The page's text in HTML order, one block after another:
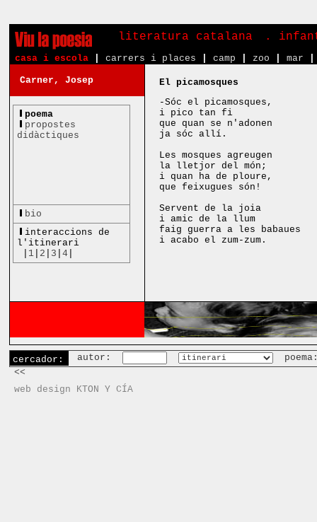
literatura catalana .
casa i escola carrers i places camp zoo mar
Carner, Josep
poema
propostes
didàctiques
bio
interaccions de
l'itinerari
1 2 3 |4
El picamosques
-Sóc el picamosques,
i pico tan fi
que quan se n'adonen
ja sóc allí.
Les mosques agreugen
la lletjor del món;
i quan ha de ploure,
que feixugues són!
Servent de la joia
i amic de la llum
faig guerra a les babaues
i acabo el zum-zum.
cercador: autor:
<<
web design KTON Y CÍA